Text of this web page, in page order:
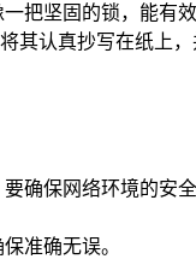
把坚固的锁，能有效
其认真抄写在纸上
确保网络环境的安
准确无误。